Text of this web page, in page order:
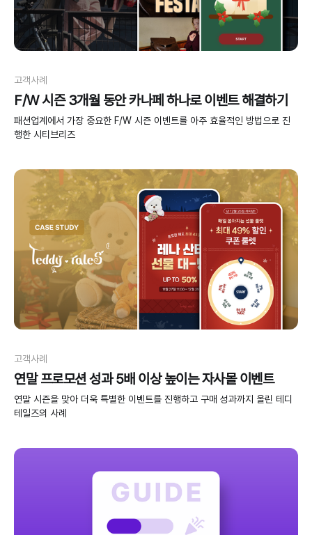
고객사례
F/W 시즌 3개월 동안 카나페 하나로 이벤트 해결하기
패션업계에서 가장 중요한 F/W 시즌 이벤트를 아주 효율적인 방법으로 진
행한 시티브리즈
고객사례
연말 프로모션 성과 5배 이상 높이는 자사몰 이벤트
연말 시즌을 맞아 더욱 특별한 이벤트를 진행하고 구매 성과까지 올린 테디
테일즈의 사례